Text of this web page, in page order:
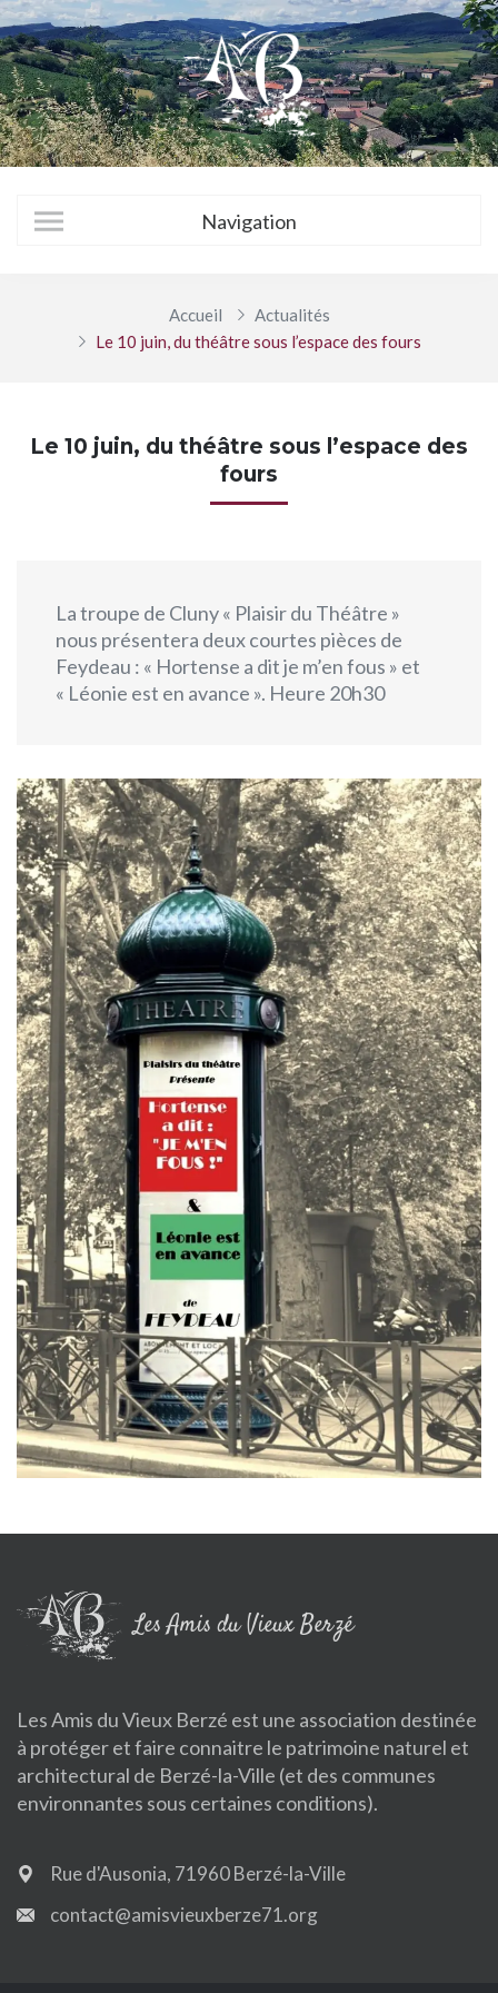
Accueil
Actualités
Le 10 juin, du théâtre sous l’espace des fours
Le 10 juin, du théâtre sous l’espace des
fours
La troupe de Cluny « Plaisir du Théâtre »
nous présentera deux courtes pièces de
Feydeau : « Hortense a dit je m’en fous » et
« Léonie est en avance ». Heure 20h30
Les Amis du Vieux Berzé
Les Amis du Vieux Berzé est une association destinée
à protéger et faire connaitre le patrimoine naturel et
architectural de Berzé-la-Ville (et des communes
environnantes sous certaines conditions).
Rue d'Ausonia, 71960 Berzé-la-Ville
contact@amisvieuxberze71.org